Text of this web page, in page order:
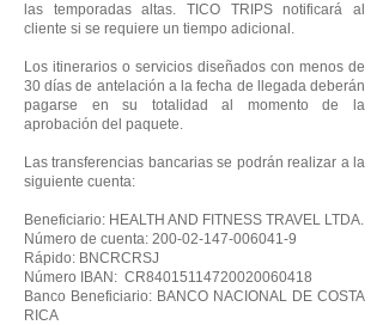
las temporadas altas. TICO TRIPS notificará al
cliente si se requiere un tiempo adicional.
Los itinerarios o servicios diseñados con menos de
30 días de antelación a la fecha de llegada deberán
pagarse en su totalidad al momento de la
aprobación del paquete.
Las transferencias bancarias se podrán realizar a la
siguiente cuenta:
Beneficiario: HEALTH AND FITNESS TRAVEL LTDA.
Número de cuenta: 200-02-147-006041-9
Rápido: BNCRCRSJ
Número IBAN: CR84015114720020060418
Banco Beneficiario: BANCO NACIONAL DE COSTA
RICA